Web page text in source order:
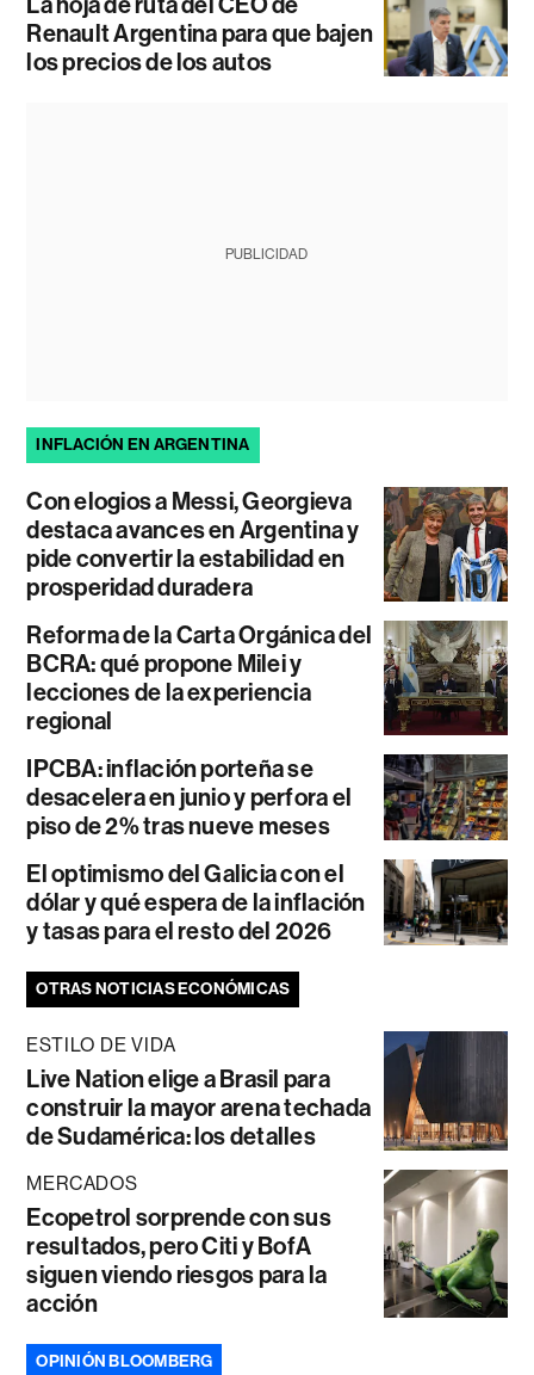
Renault Argentina para que bajen
los precios de los autos
PUBLICIDAD
INFLACIÓN EN ARGENTINA
Con elogios a Messi, Georgieva
destaca avances en Argentina y
pide convertir la estabilidad en
prosperidad duradera
Reforma de la Carta Orgánica del
BCRA: qué propone Milei y
lecciones de la experiencia
regional
IPCBA: inflación porteña se
desacelera en junio y perfora el
piso de 2% tras nueve meses
El optimismo del Galicia con el
dólar y qué espera de la inflación
y tasas para el resto del 2026
OTRAS NOTICIAS ECONÓMICAS
ESTILO DE VIDA
Live Nation elige a Brasil para
construir la mayor arena techada
de Sudamérica: los detalles
MERCADOS
Ecopetrol sorprende con sus
resultados, pero Citi y BofA
siguen viendo riesgos para la
acción
OPINIÓN BLOOMBERG